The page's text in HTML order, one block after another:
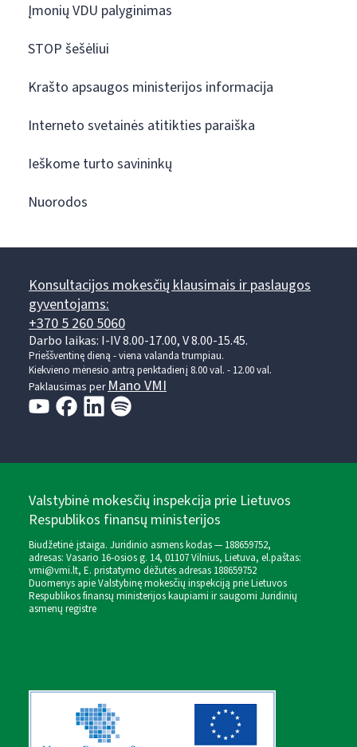
Įmonių VDU palyginimas
STOP šešėliui
Krašto apsaugos ministerijos informacija
Interneto svetainės atitikties paraiška
Ieškome turto savininkų
Nuorodos
Konsultacijos mokesčių klausimais ir paslaugos
gyventojams:
+370 5 260 5060
Darbo laikas: I-IV 8.00-17.00, V 8.00-15.45.
Prieššventinę dieną - viena valanda trumpiau.
Kiekvieno mėnesio antrą penktadienį 8.00 val. - 12.00 val.
Paklausimas perMano VMI
Valstybinė mokesčių inspekcija prie Lietuvos
Respublikos finansų ministerijos
Biudžetinė įstaiga. Juridinio asmens kodas — 188659752,
adresas: Vasario 16-osios g. 14, 01107 Vilnius, Lietuva, el.paštas:
vmi@vmi.lt, E. pristatymo dėžutės adresas 188659752
Duomenys apie Valstybinę mokesčių inspekciją prie Lietuvos
Respublikos finansų ministerijos kaupiami ir saugomi Juridinių
asmenų registre